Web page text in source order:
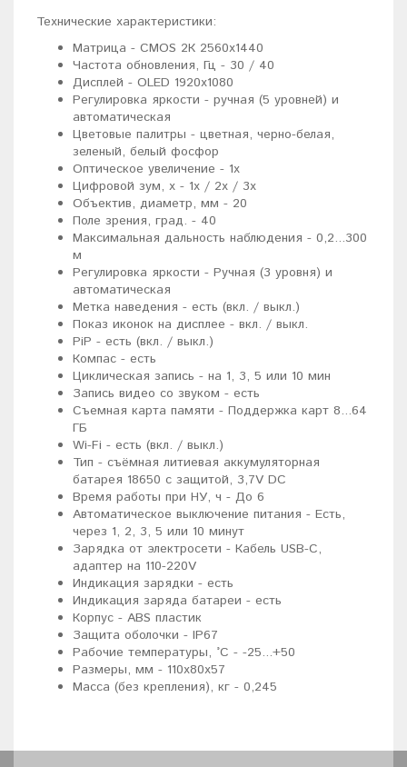
Технические характеристики:
Матрица - CMOS 2К 2560x1440
Частота обновления, Гц - 30 / 40
Дисплей - OLED 1920x1080
Регулировка яркости - ручная (5 уровней) и
автоматическая
Цветовые палитры - цветная, черно-белая,
зеленый, белый фосфор
Оптическое увеличение - 1x
Цифровой зум, x - 1x / 2x / 3x
Объектив, диаметр, мм - 20
Поле зрения, град. - 40
Максимальная дальность наблюдения - 0,2...300
м
Регулировка яркости - Ручная (3 уровня) и
автоматическая
Метка наведения - есть (вкл. / выкл.)
Показ иконок на дисплее - вкл. / выкл.
PiP - есть (вкл. / выкл.)
Компас - есть
Циклическая запись - на 1, 3, 5 или 10 мин
Запись видео со звуком - есть
Съемная карта памяти - Поддержка карт 8...64
ГБ
Wi-Fi - есть (вкл. / выкл.)
Тип - съёмная литиевая аккумуляторная
батарея 18650 с защитой, 3,7V DC
Время работы при НУ, ч - До 6
Автоматическое выключение питания - Есть,
через 1, 2, 3, 5 или 10 минут
Зарядка от электросети - Кабель USB-C,
адаптер на 110-220V
Индикация зарядки - есть
Индикация заряда батареи - есть
Корпус - ABS пластик
Защита оболочки - IP67
Рабочие температуры, °C - -25...+50
Размеры, мм - 110x80x57
Масса (без крепления), кг - 0,245